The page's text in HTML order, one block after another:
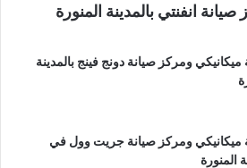
انفنتي بالمدينة المنورة
ومركز صيانة دونج فينج بالمدينة
ومركز صيانة جريت وول في
المنورة